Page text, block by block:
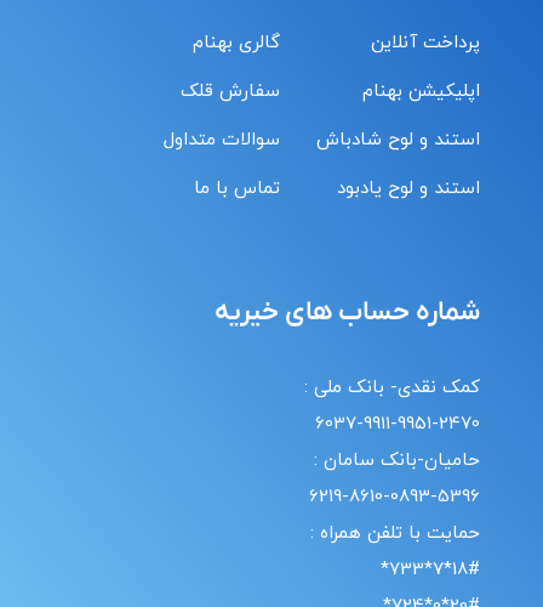
پرداخت آنلاین
اپلیکیشن بهنام
استند و لوح شادباش
استند و لوح یادبود
گالری بهنام
سفارش قلک
سوالات متداول
تماس با ما
شماره حساب های خیریه
کمک نقدی- بانک ملی :
6037-9911-9951-2470
حامیان-بانک سامان :
6219-8610-0893-5396
حمایت با تلفن همراه :
18#*7*733*